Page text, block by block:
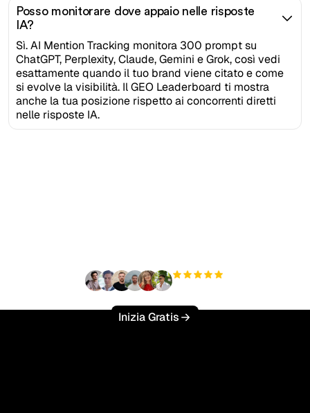
Posso monitorare dove appaio nelle risposte
IA?
Sì. AI Mention Tracking monitora 300 prompt su
ChatGPT, Perplexity, Claude, Gemini e Grok, così vedi
esattamente quando il tuo brand viene citato e come
si evolve la visibilità. Il GEO Leaderboard ti mostra
anche la tua posizione rispetto ai concorrenti diretti
nelle risposte IA.
Inizia Gratis